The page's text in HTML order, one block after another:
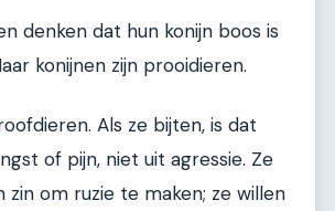
denken dat hun konijn boos is
konijnen zijn prooidieren.
Als ze bijten, is dat
of pijn, niet uit agressie. Ze
zin om ruzie te maken; ze willen